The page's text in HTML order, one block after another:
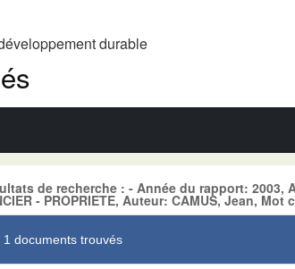
durable
de recherche : - Année du rapport: 2003,
- PROPRIETE, Auteur: CAMUS, Jean,
1 documents trouvés